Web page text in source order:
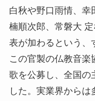
白秋や野口雨情、幸
楠順次郎、常磐大
表が加わるという、
この官製の仏教音楽
歌を公募し、全国の
した。実業界から